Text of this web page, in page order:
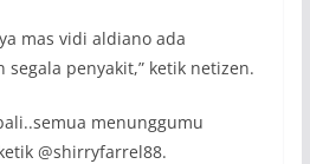
mas vidi aldiano ada
segala penyakit,” ketik netizen.
menunggumu
@shirryfarrel88.